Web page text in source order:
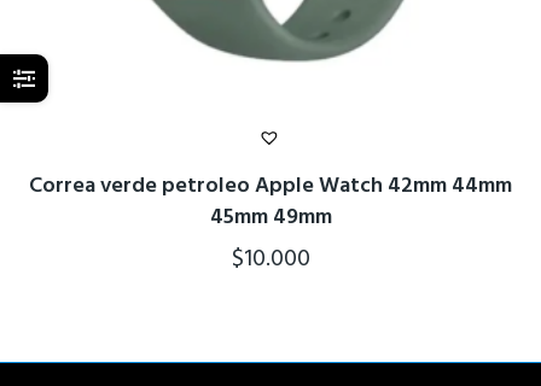
Correa verde petroleo Apple Watch 42mm 44mm
45mm 49mm
$10.000